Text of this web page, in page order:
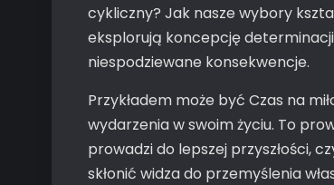
cykliczny? Jak nasze wybory
eksplorują koncepcję determinacji
niespodziewane konsekwencje.
Przykładem może być Czas na
wydarzenia w swoim życiu. To
prowadzi do lepszej przyszłości,
skłonić widza do przemyślenia